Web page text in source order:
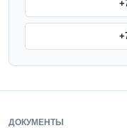
ДОКУМЕНТЫ